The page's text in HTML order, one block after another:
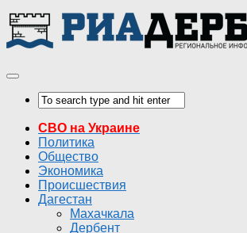
СВО на Украине
Политика
Общество
Экономика
Происшествия
Дагестан
Махачкала
Дербент